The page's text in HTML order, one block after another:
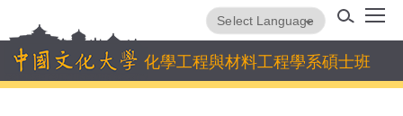
到
主
要
化學工程與材料工程學系碩士班
Translate